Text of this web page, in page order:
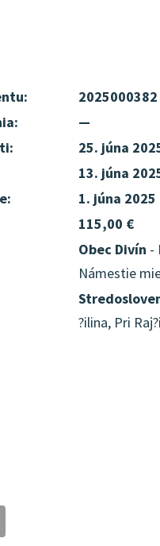
2025000382
—
25. júna
13. júna
1. júna 2025
115,00 €
Obec Divín -
Námestie
?ilina, Pri